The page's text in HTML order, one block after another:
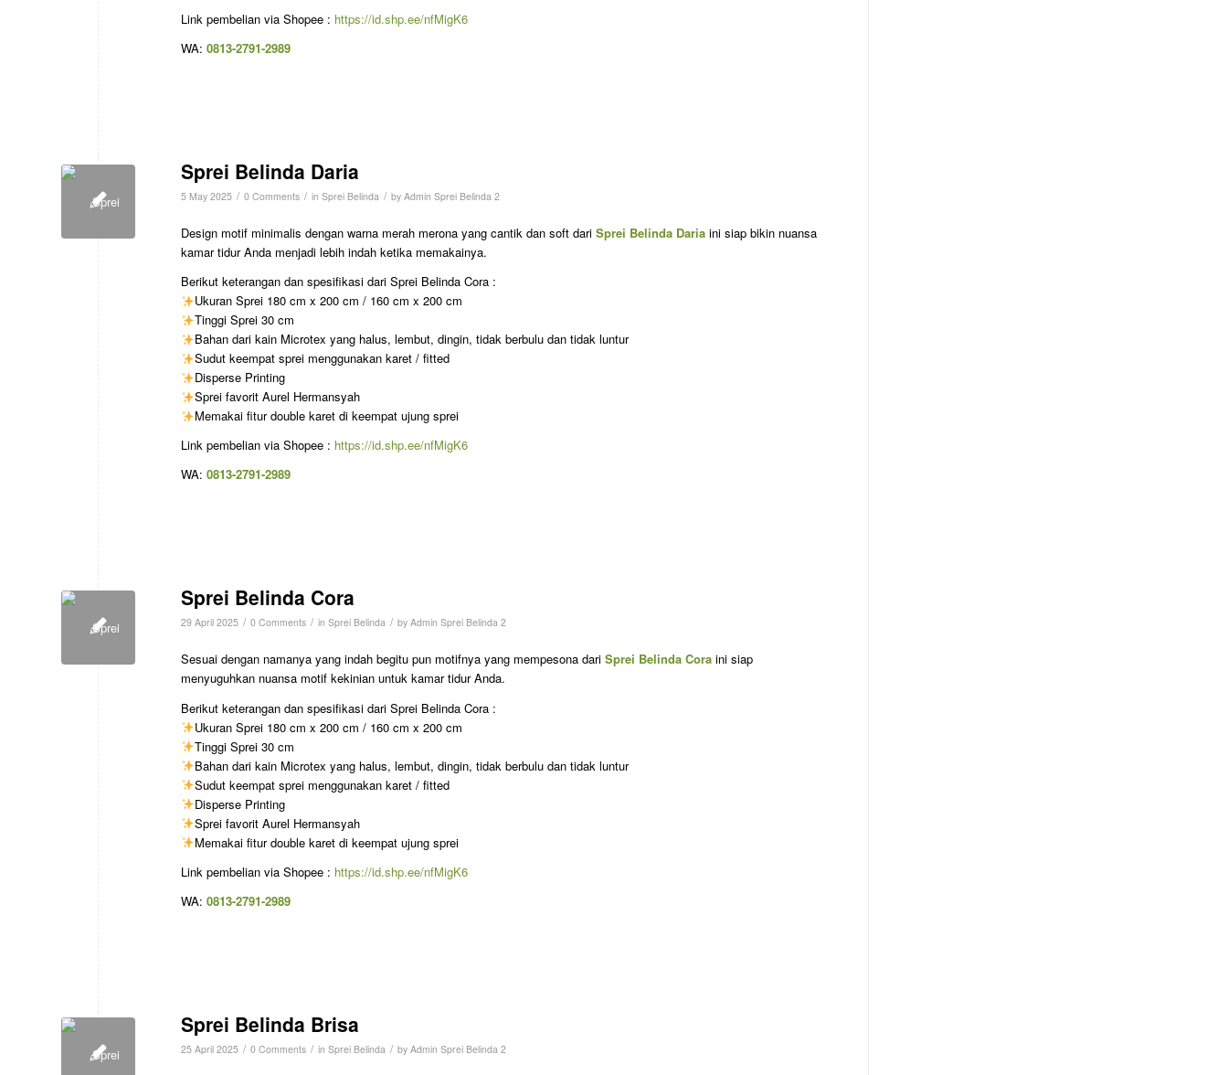
Link pembelian via Shopee : https://id.shp.ee/nfMigK6
WA: 0813-2791-2989
Sprei Belinda Daria
5 May 2025 / 0 Comments / in Sprei Belinda / by Admin Sprei Belinda 2
Design motif minimalis dengan warna merah merona yang cantik dan soft dari Sprei Belinda Daria ini siap bikin nuansa
kamar tidur Anda menjadi lebih indah ketika memakainya.
Berikut keterangan dan spesifikasi dari Sprei Belinda Cora :
Ukuran Sprei 180 cm x 200 cm / 160 cm x 200 cm
Tinggi Sprei 30 cm
Bahan dari kain Microtex yang halus, lembut, dingin, tidak berbulu dan tidak luntur
Sudut keempat sprei menggunakan karet / fitted
Disperse Printing
Sprei favorit Aurel Hermansyah
Memakai fitur double karet di keempat ujung sprei
Link pembelian via Shopee : https://id.shp.ee/nfMigK6
WA: 0813-2791-2989
Sprei Belinda Cora
29 April 2025 / 0 Comments / in Sprei Belinda / by Admin Sprei Belinda 2
Sesuai dengan namanya yang indah begitu pun motifnya yang mempesona dari Sprei Belinda Cora ini siap
menyuguhkan nuansa motif kekinian untuk kamar tidur Anda.
Berikut keterangan dan spesifikasi dari Sprei Belinda Cora :
Ukuran Sprei 180 cm x 200 cm / 160 cm x 200 cm
Tinggi Sprei 30 cm
Bahan dari kain Microtex yang halus, lembut, dingin, tidak berbulu dan tidak luntur
Sudut keempat sprei menggunakan karet / fitted
Disperse Printing
Sprei favorit Aurel Hermansyah
Memakai fitur double karet di keempat ujung sprei
Link pembelian via Shopee : https://id.shp.ee/nfMigK6
WA: 0813-2791-2989
Sprei Belinda Brisa
25 April 2025 / 0 Comments / in Sprei Belinda / by Admin Sprei Belinda 2